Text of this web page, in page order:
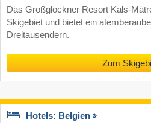
Das Großglockner Resort Kals-
Skigebiet und bietet ein
Dreitausendern.
Zum
Hotels: Belgien